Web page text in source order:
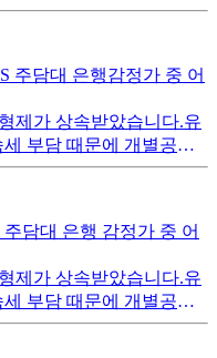
현재는 농막이나 특별한
등을 심고 있습니다혹
째 농작물 재배하고 있
효를 주장할 수도 있겠
정을 하고 있는 것인지
산세는 내고 있으면 혹
땅임을 주장해도 대항할
게 하기위해 도지세 계
지가 아니라대지라도 계
제가 안심할 수 있는 좋
?
주담대 은행감정가 중 어
제가 상속받았습니다.유
부담 때문에 개별공시
확인해보니 큰형님이 6
2억원의 주택담보대출
가로 신고를 하고 싶은데
으면서은행에서 책정한
높을거 같아서) 로신고
.1. 개별공시가(기준시
정가로 신고해야한다면
는지, 증빙서류를 받을
담대 은행 감정가 중 어
제가 상속받았습니다.유
부담 때문에 개별공시
확인해보니 큰형님이 6
2억원의 주택담보대출